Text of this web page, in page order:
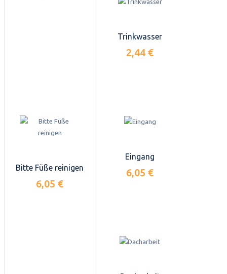
Trinkwasser
2,44 €
Bitte Füße reinigen
6,05 €
Eingang
6,05 €